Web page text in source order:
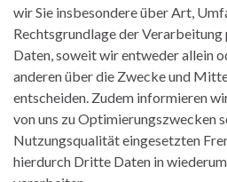
wir Sie insbesondere über Art,
Rechtsgrundlage der
Daten, soweit wir entweder allein
anderen über die Zwecke und
entscheiden. Zudem informieren
von uns zu Optimierungszwecken
Nutzungsqualität eingesetzten
hierdurch Dritte Daten in